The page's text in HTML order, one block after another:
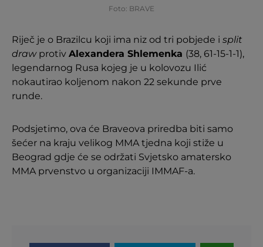
Foto: BRAVE
Riječ je o Brazilcu koji ima niz od tri pobjede i split
drawprotiv Alexandera Shlemenka (38, 61-15-1-1),
legendarnog Rusa kojeg je u kolovozu Ilić
nokautirao koljenom nakon 22 sekunde prve
runde.
Podsjetimo, ova će Braveova priredba biti samo
šećer na kraju velikog MMA tjedna koji stiže u
Beograd gdje će se održati Svjetsko amatersko
MMA prvenstvo u organizaciji IMMAF-a.